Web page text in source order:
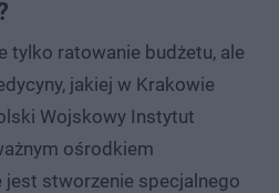
tylko ratowanie budżetu, ale
jakiej w Krakowie
Wojskowy Instytut
ośrodkiem
jest stworzenie specjalnego